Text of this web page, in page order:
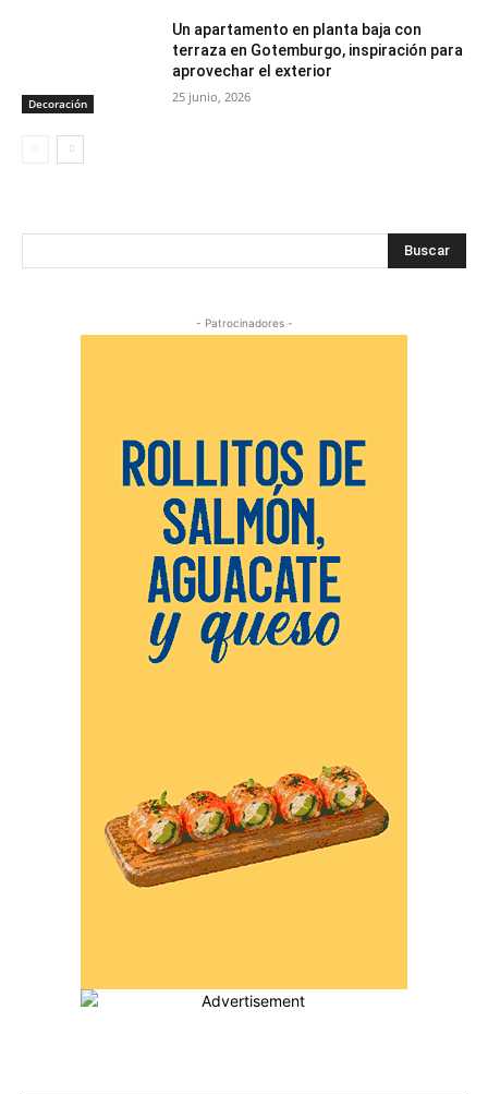
Decoración
Un apartamento en planta baja con
terraza en Gotemburgo, inspiración para
aprovechar el exterior
25 junio, 2026
Buscar
- Patrocinadores -